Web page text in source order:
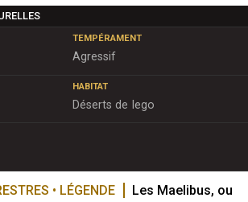
TEMPÉRAMENT
Agressif
HABITAT
Déserts de Iego
• LÉGENDE
Les Maelibus, ou